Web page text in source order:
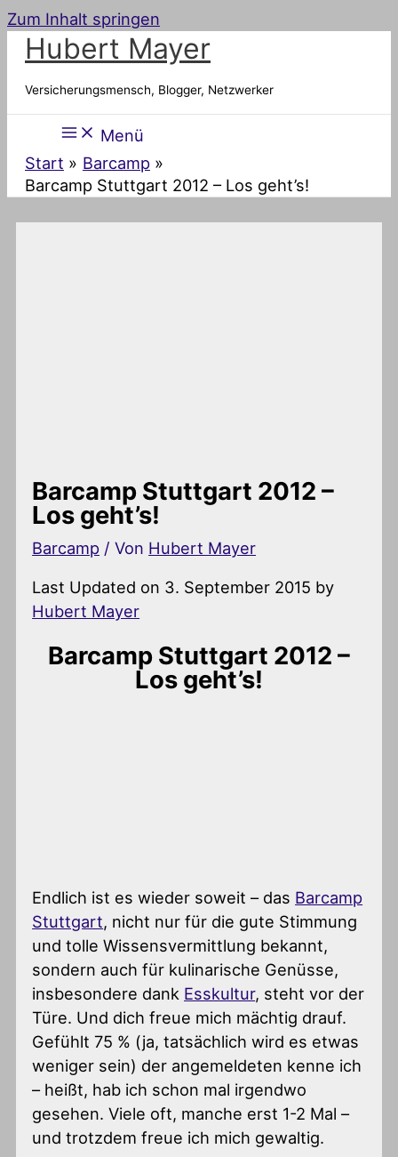
Zum Inhalt springen
Hubert Mayer
Versicherungsmensch, Blogger, Netzwerker
Menü
Start
Barcamp
Barcamp Stuttgart 2012 – Los geht’s!
Barcamp Stuttgart 2012 –
Los geht’s!
Barcamp / Von Hubert Mayer
Last Updated on 3. September 2015 by
Hubert Mayer
Barcamp Stuttgart 2012 –
Los geht’s!
Endlich ist es wieder soweit – das Barcamp
Stuttgart, nicht nur für die gute Stimmung
und tolle Wissensvermittlung bekannt,
sondern auch für kulinarische Genüsse,
insbesondere dank Esskultur, steht vor der
Türe. Und dich freue mich mächtig drauf.
Gefühlt 75 % (ja, tatsächlich wird es etwas
weniger sein) der angemeldeten kenne ich
– heißt, hab ich schon mal irgendwo
gesehen. Viele oft, manche erst 1-2 Mal –
und trotzdem freue ich mich gewaltig.